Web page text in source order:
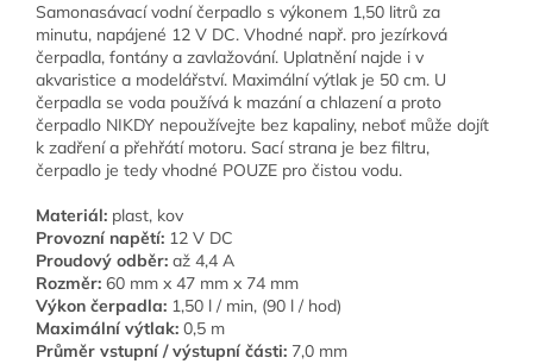
Samonasávací vodní čerpadlo s výkonem 1,50 litrů za
minutu, napájené 12 V DC. Vhodné např. pro jezírková
čerpadla, fontány a zavlažování. Uplatnění najde i v
akvaristice a modelářství. Maximální výtlak je 50 cm. U
čerpadla se voda používá k mazání a chlazení a proto
čerpadlo NIKDY nepoužívejte bez kapaliny, neboť může dojít
k zadření a přehřátí motoru. Sací strana je bez filtru,
čerpadlo je tedy vhodné POUZE pro čistou vodu.
Materiál: plast, kov
Provozní napětí: 12 V DC
Proudový odběr: až 4,4 A
Rozměr: 60 mm x 47 mm x 74 mm
Výkon čerpadla: 1,50 l / min, (90 l / hod)
Maximální výtlak: 0,5 m
Průměr vstupní / výstupní části: 7,0 mm